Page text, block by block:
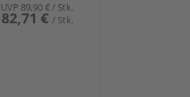
UVP 89,90 €/ Stk.
82,71 € / Stk.